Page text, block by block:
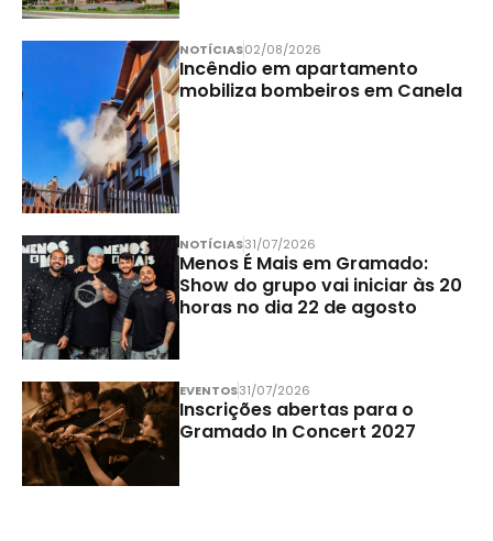
NOTÍCIAS02/08/2026
Incêndio em apartamento
mobiliza bombeiros em Canela
NOTÍCIAS31/07/2026
Menos É Mais em Gramado:
Show do grupo vai iniciar às 20
horas no dia 22 de agosto
EVENTOS31/07/2026
Inscrições abertas para o
Gramado In Concert 2027